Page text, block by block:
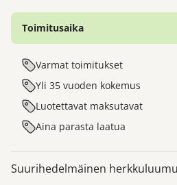
Toimitusaika
Varmat toimitukset
Yli 35 vuoden kokemus
Luotettavat maksutavat
Aina parasta laatua
Suurihedelmäinen